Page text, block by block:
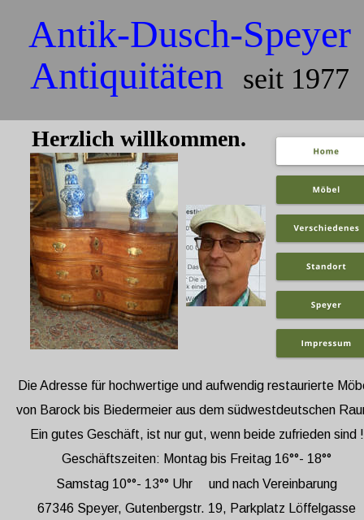
Antik-Dusch-Speyer
Antiquitäten
seit 1977
Herzlich willkommen.
Die Adresse für hochwertige und aufwendig restaurierte
von Barock bis Biedermeier aus dem südwestdeutschen
Ein gutes Geschäft, ist nur gut, wenn beide zufrieden sind !
Geschäftszeiten: Montag bis Freitag 16°°- 18°°
Samstag 10°°- 13°° Uhr     und nach Vereinbarung
67346 Speyer, Gutenbergstr. 19, Parkplatz Löffelgasse